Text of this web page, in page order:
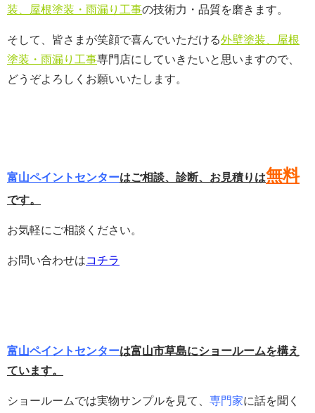
装、屋根塗装・雨漏り工事の技術力・品質を磨きます。
そして、皆さまが笑顔で喜んでいただける外壁塗装、屋根
塗装・雨漏り工事専門店にしていきたいと思いますので、
どうぞよろしくお願いいたします。
富山ペイントセンターはご相談、診断、お見積りは無料
です。
お気軽にご相談ください。
お問い合わせはコチラ
富山ペイントセンターは富山市草島にショールームを構え
ています。
ショールームでは実物サンプルを見て、 専門家に話を聞く